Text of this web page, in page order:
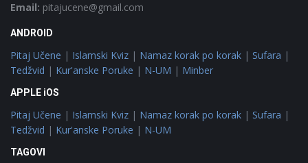
Email: pitajucene@gmail.com
ANDROID
Pitaj Učene | Islamski Kviz | Namaz korak po korak | Sufara |
Tedžvid | Kur'anske Poruke | N-UM | Minber
APPLE iOS
Pitaj Učene | Islamski Kviz | Namaz korak po korak | Sufara |
Tedžvid | Kur'anske Poruke | N-UM
TAGOVI